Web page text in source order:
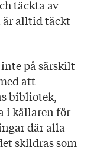
täckta av
alltid täckt
på särskilt
att
bibliotek,
i källaren för
där alla
skildras som